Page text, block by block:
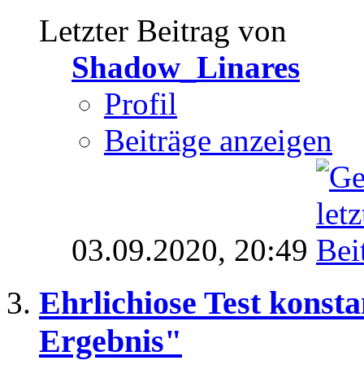
Letzter Beitrag von
Shadow_Linares
Profil
Beiträge anzeigen
03.09.2020, 20:49
Ehrlichiose Test
Ergebnis"